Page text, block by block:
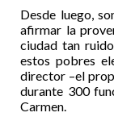
Desde luego,
afirmar la
ciudad tan
estos pobres
director –el
durante 300
Carmen.